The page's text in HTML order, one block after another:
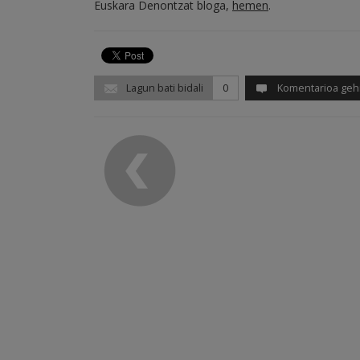
Euskara Denontzat bloga, hemen.
Lagun bati bidali 0 Komentarioa